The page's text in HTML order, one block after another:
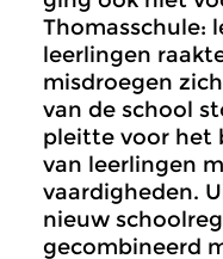
Thomasschule:
leerlingen
misdroegen
van de school
pleitte voor het
van leerlingen
vaardigheden.
nieuw
gecombineerd